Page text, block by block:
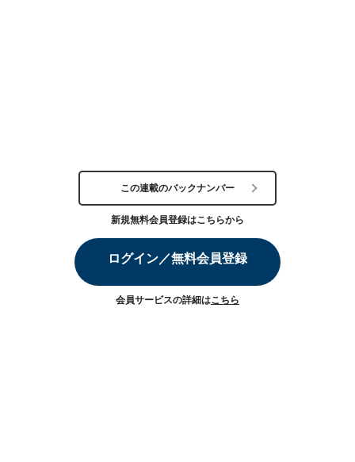
この連載のバックナンバー
新規無料会員登録はこちらから
ログイン／無料会員登録
会員サービスの詳細はこちら